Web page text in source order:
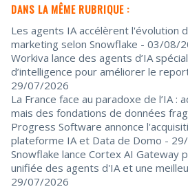
DANS LA MÊME RUBRIQUE :
Les agents IA accélèrent l'évolution
marketing selon Snowflake - 03/08/
Workiva lance des agents d’IA
d’intelligence pour améliorer le
29/07/2026
La France face au paradoxe de l’IA :
mais des fondations de données
Progress Software annonce
plateforme IA et Data de Domo -
Snowflake lance Cortex AI Gateway
unifiée des agents d'IA et une
29/07/2026